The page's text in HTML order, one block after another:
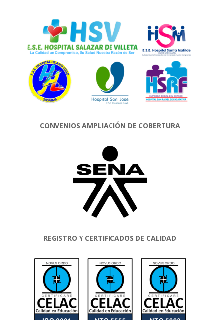
CONVENIOS AMPLIACIÓN DE COBERTURA
REGISTRO Y CERTIFICADOS DE CALIDAD